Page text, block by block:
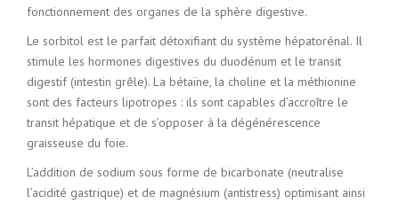
fonctionnement des organes de la sphère digestive.
Le sorbitol est le parfait détoxifiant du système hépatorénal. Il
stimule les hormones digestives du duodénum et le transit
digestif (intestin grêle). La bétaïne, la choline et la méthionine
sont des facteurs lipotropes : ils sont capables d’accroître le
transit hépatique et de s’opposer à la dégénérescence
graisseuse du foie.
L’addition de sodium sous forme de bicarbonate (neutralise
l’acidité gastrique) et de magnésium (antistress) optimisant ainsi